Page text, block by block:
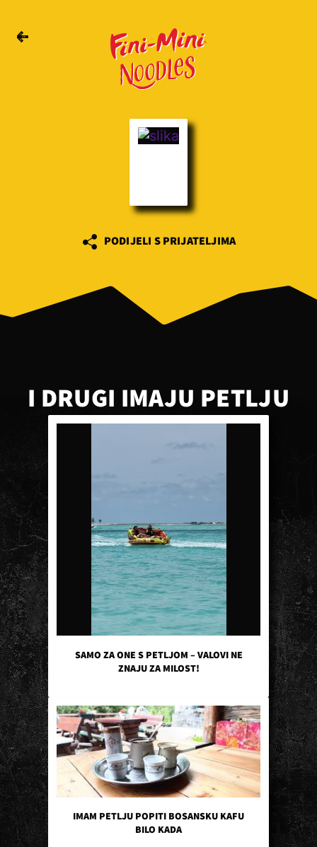
PODIJELI S PRIJATELJIMA
I DRUGI IMAJU PETLJU
SAMO ZA ONE S PETLJOM – VALOVI NE
ZNAJU ZA MILOST!
IMAM PETLJU POPITI BOSANSKU KAFU
BILO KADA